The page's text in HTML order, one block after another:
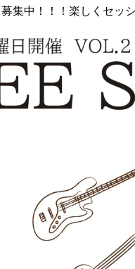
集中！！！楽しくセッ